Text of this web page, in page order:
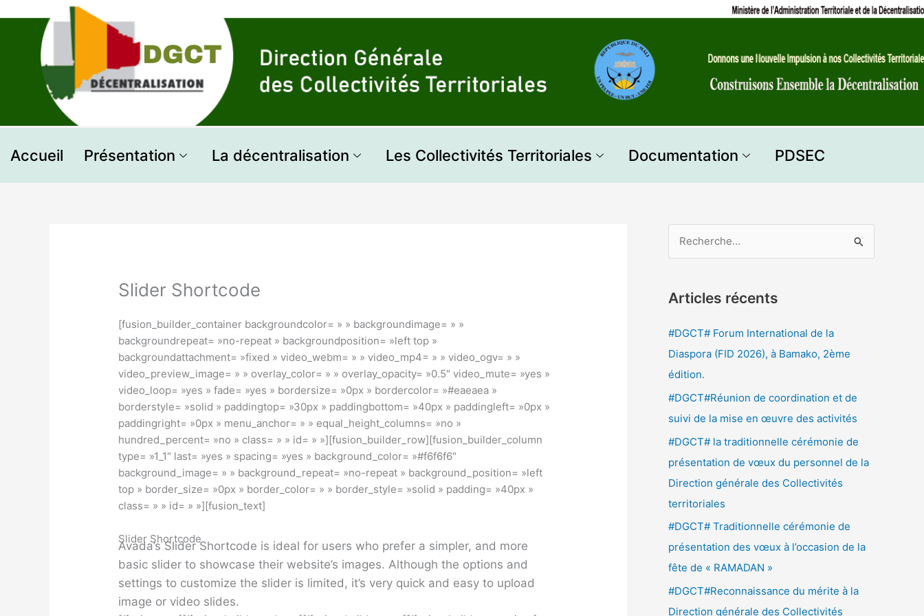
Accueil Présentation La décentralisation Les Collectivités Territoriales Documentation PDSEC
Slider Shortcode
[fusion_builder_container backgroundcolor= » » backgroundimage= » »
backgroundrepeat= »no-repeat » backgroundposition= »left top »
backgroundattachment= »fixed » video_webm= » » video_mp4= » » video_ogv= » »
video_preview_image= » » overlay_color= » » overlay_opacity= »0.5″ video_mute= »yes »
video_loop= »yes » fade= »yes » bordersize= »0px » bordercolor= »#eaeaea »
borderstyle= »solid » paddingtop= »30px » paddingbottom= »40px » paddingleft= »0px »
paddingright= »0px » menu_anchor= » » equal_height_columns= »no »
hundred_percent= »no » class= » » id= » »][fusion_builder_row][fusion_builder_column
type= »1_1″ last= »yes » spacing= »yes » background_color= »#f6f6f6″
background_image= » » background_repeat= »no-repeat » background_position= »left
top » border_size= »0px » border_color= » » border_style= »solid » padding= »40px »
class= » » id= » »][fusion_text]
Slider Shortcode
Avada’s Slider Shortcode is ideal for users who prefer a simpler, and more
basic slider to showcase their website’s images. Although the options and
settings to customize the slider is limited, it’s very quick and easy to upload
image or video slides.
h
e
r
c
:
Articles récents
#DGCT# Forum International de la
Diaspora (FID 2026), à Bamako, 2ème
édition.
#DGCT#Réunion de coordination et de
suivi de la mise en œuvre des activités
#DGCT# la traditionnelle cérémonie de
présentation de vœux du personnel de la
Direction générale des Collectivités
territoriales
#DGCT# Traditionnelle cérémonie de
présentation des vœux à l’occasion de la
fête de « RAMADAN »
#DGCT#Reconnaissance du mérite à la
Direction générale des Collectivités